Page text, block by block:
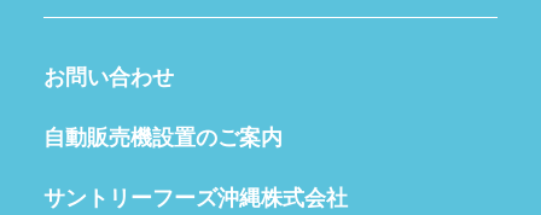
お問い合わせ
自動販売機設置のご案内
サントリーフーズ沖縄株式会社